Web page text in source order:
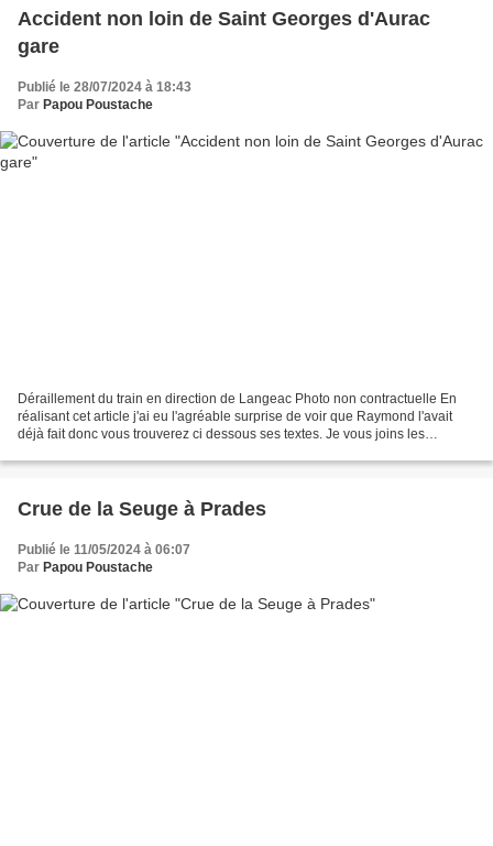
Accident non loin de Saint Georges d'Aurac
gare
Publié le 28/07/2024 à 18:43
Par Papou Poustache
Déraillement du train en direction de Langeac Photo non contractuelle En
réalisant cet article j'ai eu l'agréable surprise de voir que Raymond l'avait
déjà fait donc vous trouverez ci dessous ses textes. Je vous joins les
Crue de la Seuge à Prades
Publié le 11/05/2024 à 06:07
Par Papou Poustache